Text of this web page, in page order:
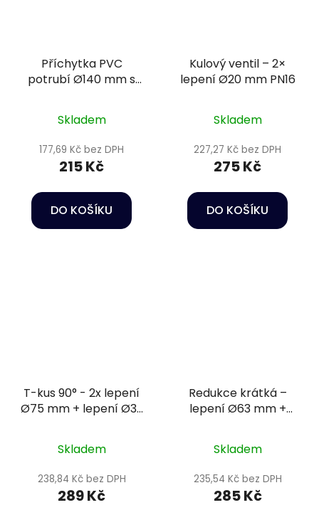
Příchytka PVC
potrubí Ø140 mm s
Skladem
177,69 Kč bez DPH
215 Kč
DO KOŠÍKU
Kulový ventil – 2×
lepení Ø20 mm PN16
Skladem
227,27 Kč bez DPH
275 Kč
DO KOŠÍKU
T-kus 90° - 2x lepení
Ø75 mm + lepení Ø32
Skladem
238,84 Kč bez DPH
289 Kč
Redukce krátká –
lepení Ø63 mm +
Skladem
235,54 Kč bez DPH
285 Kč